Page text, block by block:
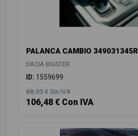
PALANCA CAMBIO 349031345R
DACIA BIGSTER
ID: 1559699
88,00 € Sin IVA
106,48 € Con IVA